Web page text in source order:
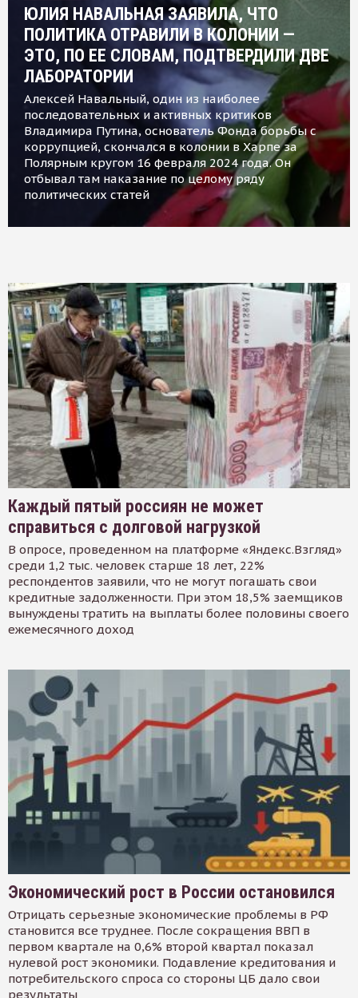
ЮЛИЯ НАВАЛЬНАЯ ЗАЯВИЛА, ЧТО
ПОЛИТИКА ОТРАВИЛИ В КОЛОНИИ —
ЭТО, ПО ЕЕ СЛОВАМ, ПОДТВЕРДИЛИ ДВЕ
ЛАБОРАТОРИИ
Алексей Навальный, один из наиболее
последовательных и активных критиков
Владимира Путина, основатель Фонда борьбы с
коррупцией, скончался в колонии в Харпе за
Полярным кругом 16 февраля 2024 года. Он
отбывал там наказание по целому ряду
политических статей
Каждый пятый россиян не может
справиться с долговой нагрузкой
В опросе, проведенном на платформе «Яндекс.Взгляд»
среди 1,2 тыс. человек старше 18 лет, 22%
респондентов заявили, что не могут погашать свои
кредитные задолженности. При этом 18,5% заемщиков
вынуждены тратить на выплаты более половины своего
ежемесячного доход
Экономический рост в России остановился
Отрицать серьезные экономические проблемы в РФ
становится все труднее. После сокращения ВВП в
первом квартале на 0,6% второй квартал показал
нулевой рост экономики. Подавление кредитования и
потребительского спроса со стороны ЦБ дало свои
результаты